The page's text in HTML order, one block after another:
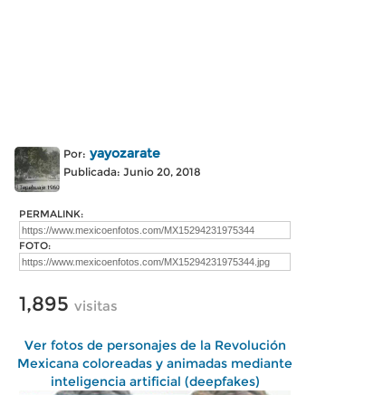
Por: yayozarate
Publicada: Junio 20, 2018
PERMALINK:
FOTO:
1,895 visitas
Ver fotos de personajes de la Revolución
Mexicana coloreadas y animadas mediante
inteligencia artificial (deepfakes)